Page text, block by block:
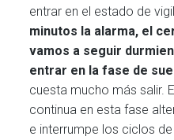
entrar en el estado de
minutos la alarma, el
vamos a seguir
entrar en la fase de
cuesta mucho más salir.
continua en esta fase
e interrumpe los ciclos